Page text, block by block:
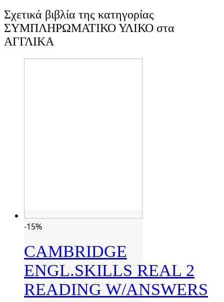
Σχετικά βιβλία της κατηγορίας
ΣΥΜΠΛΗΡΩΜΑΤΙΚΟ ΥΛΙΚΟ στα
ΑΓΓΛΙΚΑ
-15%
CAMBRIDGE
ENGL.SKILLS REAL 2
READING W/ANSWERS